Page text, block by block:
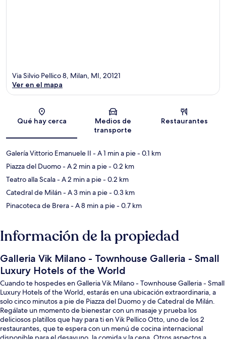
Sección del mapa
Via Silvio Pellico 8, Milan, MI, 20121
Ver en el mapa
Qué hay cerca
Medios de
transporte
Restaurantes
Galería Vittorio Emanuele II - A 1 min a pie- 0.1 km
Piazza del Duomo- A 2 min a pie- 0.2 km
Teatro alla Scala- A 2 min a pie- 0.2 km
Catedral de Milán- A 3 min a pie- 0.3 km
Pinacoteca de Brera- A 8 min a pie- 0.7 km
Información de la propiedad
Galleria Vik Milano - Townhouse Galleria - Small
Luxury Hotels of the World
Cuando te hospedes en Galleria Vik Milano - Townhouse Galleria - Small
Luxury Hotels of the World, estarás en una ubicación extraordinaria, a
solo cinco minutos a pie de Piazza del Duomo y de Catedral de Milán.
Regálate un momento de bienestar con un masaje y prueba los
deliciosos platillos que hay para ti en Vik Pellico Otto, uno de los 2
restaurantes, que te espera con un menú de cocina internacional
disponible para el desayuno, la comida y la cena. Otros aspectos a